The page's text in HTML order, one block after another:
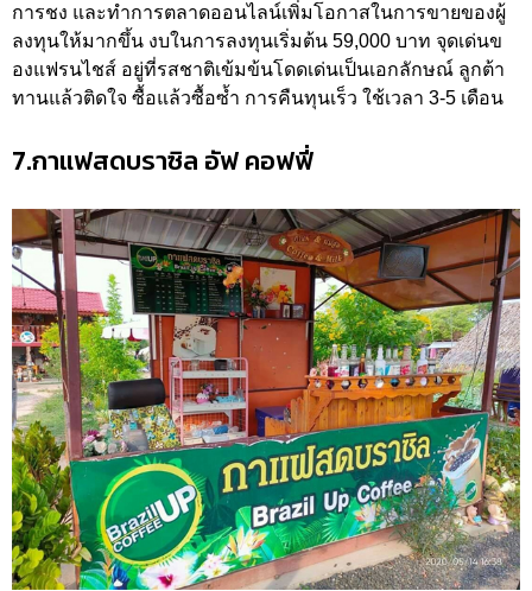
การชง และทำการตลาดออนไลน์เพิ่มโอกาสในการขายของผู้
ลงทุนให้มากขึ้น งบในการลงทุนเริ่มต้น 59,000 บาท จุดเด่นข
องแฟรนไชส์ อยู่ที่รสชาติเข้มข้นโดดเด่นเป็นเอกลักษณ์ ลูกต้า
ทานแล้วติดใจ ซื้อแล้วซื้อซ้ำ การคืนทุนเร็ว ใช้เวลา 3-5 เดือน
7.กาแฟสดบราซิล อัฟ คอฟฟี่